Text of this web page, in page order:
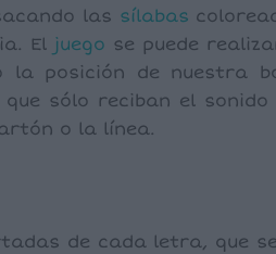
las sílabas
El juego se puede
la posición de nuestra
sólo reciban el
o la línea.
de cada letra, que